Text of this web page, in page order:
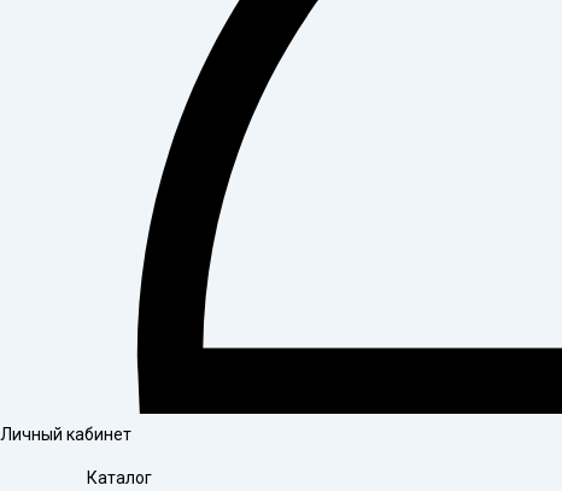
Личный кабинет
Каталог